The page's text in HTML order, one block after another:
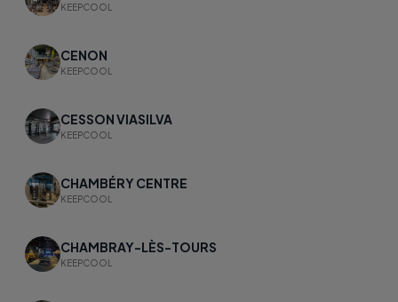
KEEPCOOL
CENON
KEEPCOOL
CESSON VIASILVA
KEEPCOOL
CHAMBÉRY CENTRE
KEEPCOOL
CHAMBRAY-LÈS-TOURS
KEEPCOOL